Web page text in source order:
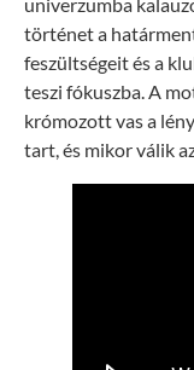
történet a
feszültségeit és a
teszi fókuszba. A
krómozott vas a
tart, és mikor válik